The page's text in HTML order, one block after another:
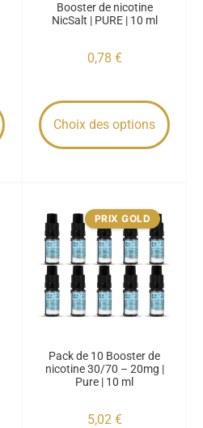
Booster de nicotine
NicSalt | PURE | 10 ml
0,78 €
Choix des options
PRIX GOLD
Pack de 10 Booster de
nicotine 30/70 – 20mg |
Pure | 10 ml
5,02 €